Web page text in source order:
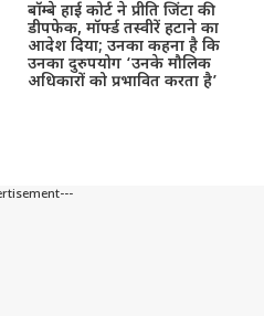
बॉम्बे हाई कोर्ट ने प्रीति जिंटा की
डीपफेक, मॉर्फ्ड तस्वीरें हटाने का
आदेश दिया; उनका कहना है कि
उनका दुरुपयोग ‘उनके मौलिक
अधिकारों को प्रभावित करता है’